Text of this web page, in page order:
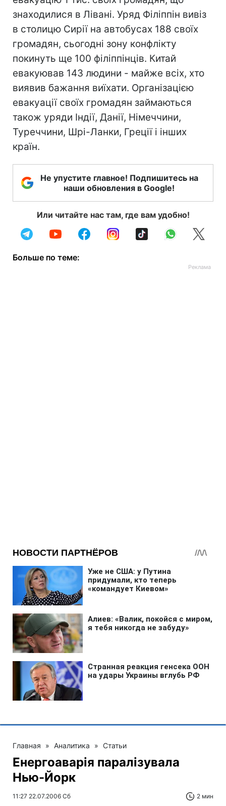
знаходилися в Лівані. Уряд Філіппін вивіз
в столицю Сирії на автобусах 188 своїх
громадян, сьогодні зону конфлікту
покинуть ще 100 філіппінців. Китай
евакуював 143 людини - майже всіх, хто
виявив бажання виїхати. Організацією
евакуації своїх громадян займаються
також уряди Індії, Данії, Німеччини,
Туреччини, Шрі-Ланки, Греції і інших
країн.
Не упустите главное! Подпишитесь на
наши обновления в Google!
Или читайте нас там, где вам удобно!
Больше по теме:
Главная » Аналитика » Статьи
Енергоаварія паралізувала
Нью-Йорк
11:27 22.07.2006 Сб 2 мин